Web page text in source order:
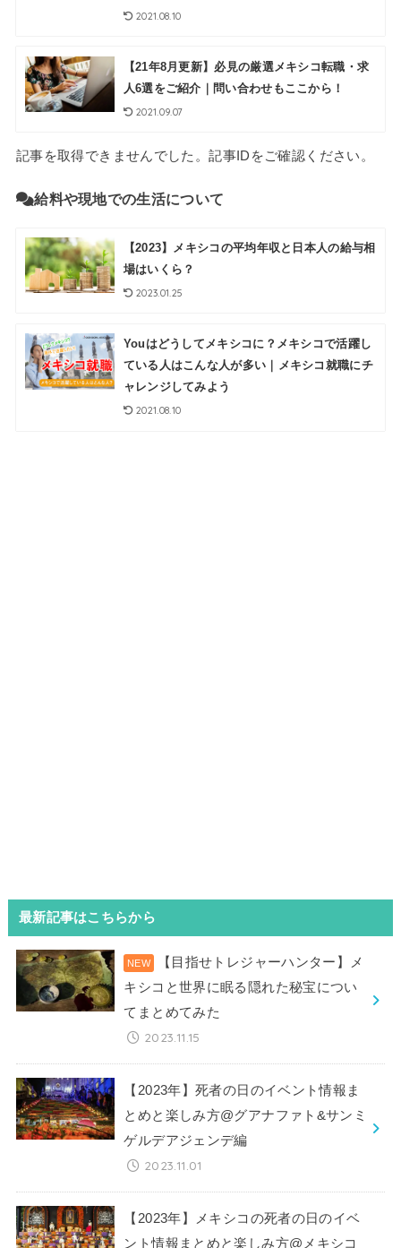
2021.08.10
【21年8月更新】必見の厳選メキシコ転職・求
人6選をご紹介｜問い合わせもここから！
2021.09.07
記事を取得できませんでした。記事IDをご確認ください。
給料や現地での生活について
【2023】メキシコの平均年収と日本人の給与相
場はいくら？
2023.01.25
Youはどうしてメキシコに？メキシコで活躍し
ている人はこんな人が多い｜メキシコ就職にチ
ャレンジしてみよう
2021.08.10
最新記事はこちらから
【目指せトレジャーハンター】メ
キシコと世界に眠る隠れた秘宝につい
てまとめてみた
2023.11.15
【2023年】死者の日のイベント情報ま
とめと楽しみ方@グアナファト&サンミ
ゲルデアジェンデ編
2023.11.01
【2023年】メキシコの死者の日のイベ
ント情報まとめと楽しみ方@メキシコ